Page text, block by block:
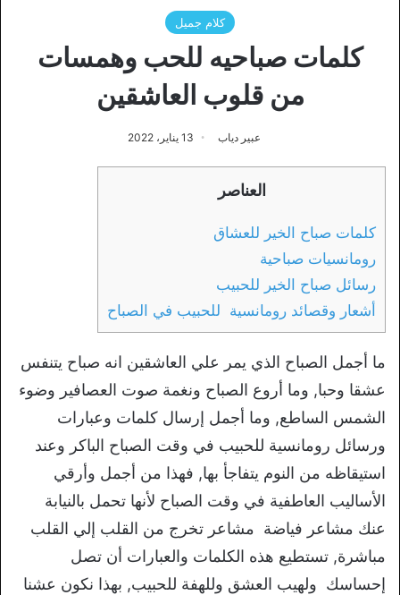
كلام جميل
كلمات صباحيه للحب وهمسات
من قلوب العاشقين
عبير دياب 13 يناير، 2022
العناصر
كلمات صباح الخير للعشاق
رومانسيات صباحية
رسائل صباح الخير للحبيب
أشعار وقصائد رومانسية للحبيب في الصباح
ما أجمل الصباح الذي يمر علي العاشقين انه صباح يتنفس
عشقا وحبا, وما أروع الصباح ونغمة صوت العصافير وضوء
الشمس الساطع, وما أجمل إرسال كلمات وعبارات
ورسائل رومانسية للحبيب في وقت الصباح الباكر وعند
استيقاظه من النوم يتفاجأ بها, فهذا من أجمل وأرقي
الأساليب العاطفية في وقت الصباح لأنها تحمل بالنيابة
عنك مشاعر فياضة مشاعر تخرج من القلب إلي القلب
مباشرة, تستطيع هذه الكلمات والعبارات أن تصل
إحساسك ولهيب العشق وللهفة للحبيب, بهذا نكون عشنا